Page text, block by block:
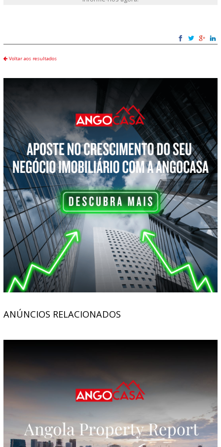
Voltar aos resultados
ANÚNCIOS RELACIONADOS